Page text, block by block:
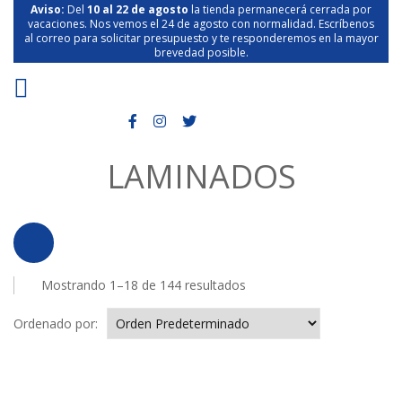
Aviso: Del 10 al 22 de agosto la tienda permanecerá cerrada por
vacaciones. Nos vemos el 24 de agosto con normalidad. Escríbenos
al correo para solicitar presupuesto y te responderemos en la mayor
brevedad posible.
LAMINADOS
Mostrando 1–18 de 144 resultados
Ordenado por: